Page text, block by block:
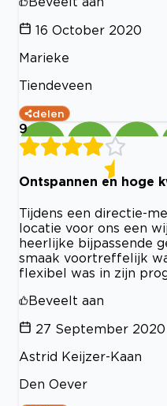
16 October 2020
Marieke
Tiendeveen
delen
9
Ontspannen en hoge
Tijdens een directie-
locatie voor ons een
heerlijke bijpassende
smaak voortreffelijk
flexibel was in zijn
Beveelt aan
27 September 2020
Astrid Keijzer-Kaan
Den Oever